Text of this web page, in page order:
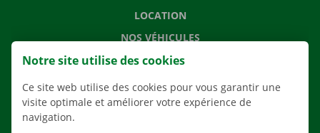
LOCATION
NOS VÉHICULES
NOS SERVICES
AGENCES
APPLI
Notre site utilise des cookies
Ce site web utilise des cookies pour vous garantir une
visite optimale et améliorer votre expérience de
navigation.